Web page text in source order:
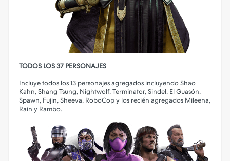
TODOS LOS 37 PERSONAJES
Incluye todos los 13 personajes agregados incluyendo Shao
Kahn, Shang Tsung, Nightwolf, Terminator, Sindel, El Guasón,
Spawn, Fujin, Sheeva, RoboCop y los recién agregados Mileena,
Rain y Rambo.